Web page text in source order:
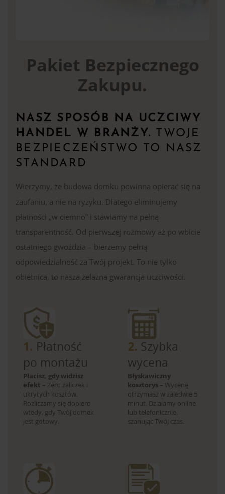
Pakiet Bezpiecznego
Zakupu.
NASZ SPOSÓB NA UCZCIWY
HANDEL W BRANŻY.
TWOJE
BEZPIECZEŃSTWO TO NASZ
STANDARD
Wierzymy, że budowa domku powinna opierać się na
zaufaniu, a nie na ryzyku. Dlatego eliminujemy
płatności „w ciemno” i stawiamy na pełną
transparentność. Od pierwszej rozmowy aż po wbicie
ostatniego gwoździa – bierzemy pełną
odpowiedzialność za Twój projekt. To nie tylko
obietnica, to nasza żelazna gwarancja uczciwości.
1. Płatność
po montażu
Płacisz, gdy widzisz
efekt – Zero zaliczek i
ukrytych kosztów.
Rozliczamy się dopiero
wtedy, gdy Twój domek
jest gotowy.
2. Szybka
wycena
Błyskawiczny
kosztorys – Wycenę
otrzymasz w zaledwie 5
minut. Działamy online
lub telefonicznie,
szanując Twój czas.